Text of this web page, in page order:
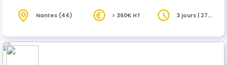
humaine et du gardiennage.
Nantes (44) > 360€ HT
3 jours | 27